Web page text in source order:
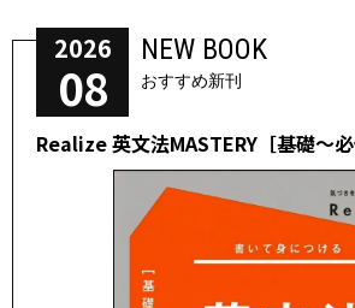
2026
08
NEW BOOK
おすすめ新刊
Realize 英文法MASTERY［基礎～必